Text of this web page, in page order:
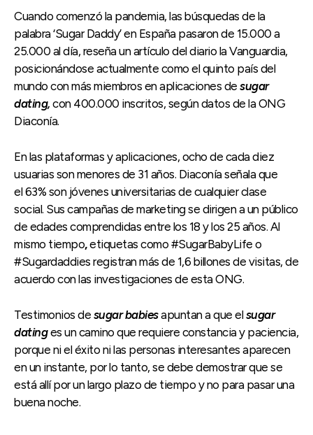
Cuando comenzó la pandemia, las búsquedas de la
palabra ‘Sugar Daddy’ en España pasaron de 15.000 a
25.000 al día, reseña un artículo del diario la Vanguardia,
posicionándose actualmente como el quinto país del
mundo con más miembros en aplicaciones de sugar
dating, con 400.000 inscritos, según datos de la ONG
Diaconía.
En las plataformas y aplicaciones, ocho de cada diez
usuarias son menores de 31 años. Diaconía señala que
el 63% son jóvenes universitarias de cualquier clase
social. Sus campañas de marketing se dirigen a un público
de edades comprendidas entre los 18 y los 25 años. Al
mismo tiempo,etiquetas como #SugarBabyLife o
#Sugardaddies registran más de 1,6 billones de visitas, de
acuerdo con las investigaciones de esta ONG.
Testimonios de sugar babiesapuntan a que elsugar
datinges un camino que requiere constancia y paciencia,
porque ni el éxito ni las personas interesantes aparecen
en un instante, por lo tanto, se debe demostrar que se
está allí por un largo plazo de tiempo y no para pasar una
buena noche.